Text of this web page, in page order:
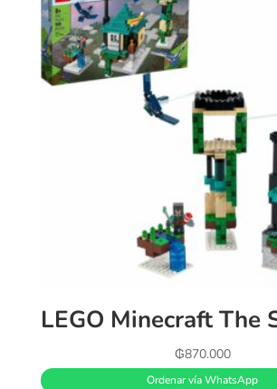
₲870.000
Ordenar vía WhatsApp